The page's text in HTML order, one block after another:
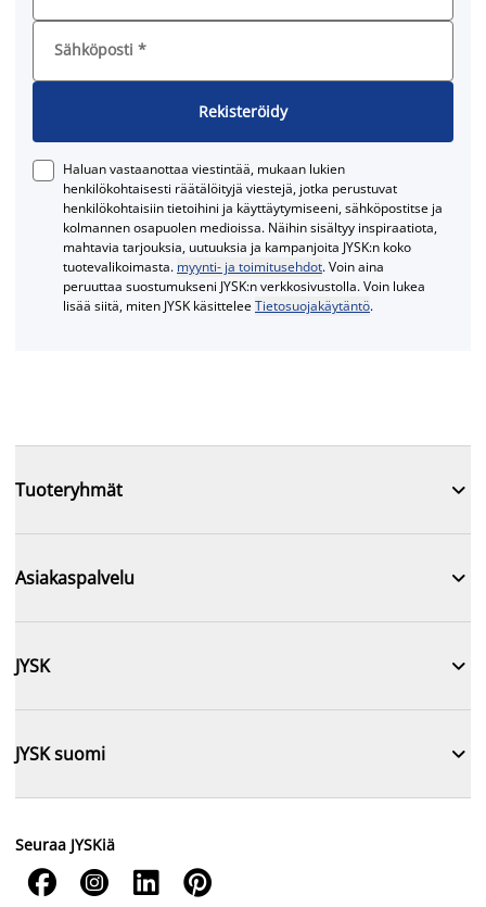
Sähköposti *
Rekisteröidy
Haluan vastaanottaa viestintää, mukaan lukien
henkilökohtaisesti räätälöityjä viestejä, jotka perustuvat
henkilökohtaisiin tietoihini ja käyttäytymiseeni, sähköpostitse ja
kolmannen osapuolen medioissa. Näihin sisältyy inspiraatiota,
mahtavia tarjouksia, uutuuksia ja kampanjoita JYSK:n koko
tuotevalikoimasta. myynti- ja toimitusehdot. Voin aina
peruuttaa suostumukseni JYSK:n verkkosivustolla. Voin lukea
lisää siitä, miten JYSK käsitteleeTietosuojakäytäntö.
Tuoteryhmät 
Asiakaspalvelu 
JYSK 
JYSK suomi 
Seuraa JYSKiä
   